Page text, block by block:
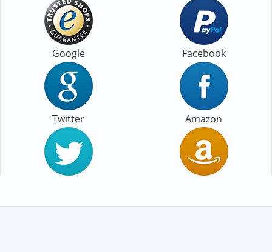
Google Facebook
Twitter Amazon